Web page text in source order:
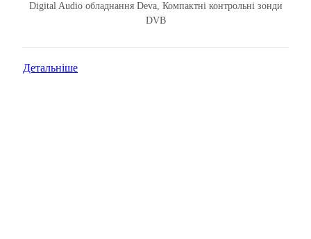
Digital Audio обладнання Deva, Компактні контрольні зонди
DVB
Детальніше